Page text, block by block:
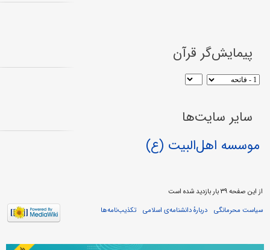
پیمایش‌گر قرآن
سایر سایت‌ها
موسسه اهل‌البیت (ع)
از این صفحه ۳۹ بار بازدید شده است
سیاست محرمانگی
دربارهٔ دانشنامه‌ی اسلامی تکذیب‌نامه‌ها